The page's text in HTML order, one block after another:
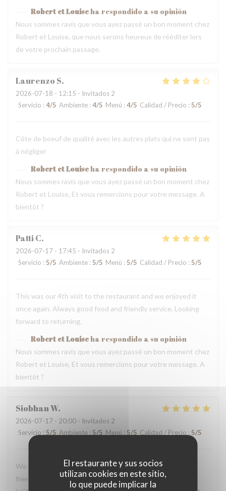
El restaurante y sus socios
utilizan cookies en este sitio,
lo que puede implicar la
Robert et Louiseha respondido a su opinión
Nous sommes ravis que vous ayez passé un bon moment chez
Robert et Louise, que nous serons heureux de rééditer lors
de votre prochain passage.
Laurenzo S
2026-07-18 - 12:15 - Invitados 2
Servicio : 4/5 Ambiente : 4/5 Menú : 4/5 Calidad / Precio : 5/5
Côte de boeuf de qualité avec les autres plats qui ne sont pas
à négliger
Robert et Louiseha respondido a su opinión
Nous sommes ravis que vous ayez passé un bon moment chez
Robert et Louise, Et vous remercions pour votre message. A
bientôt ?
PattiC
2026-07-17 - 17:45 - Invitados 2
Servicio : 5/5 Ambiente : 5/5 Menú : 5/5 Calidad / Precio : 5/5
This was our 4th visit to the restaurant and we enjoyed it
once again. Always good food and friendly service. Looking
forward to returning.
Robert et Louiseha respondido a su opinión
Nous sommes ravis que vous ayez passé un bon moment chez
Robert et Louise, Et vous remercions pour votre message. A
bientôt ?
SiobhanW
2026-07-17 - 20:00 - Invitados 2
Servicio : 5/5 Ambiente : 5/5 Menú : 5/5 Calidad / Precio : 5/5
We loved our dinner and experience here. The staff were
friendly and helpful. We loved the snails, duck, and crème